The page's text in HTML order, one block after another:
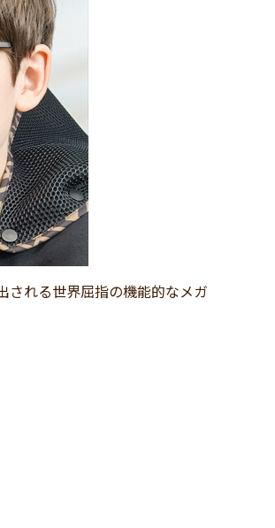
される世界屈指の機能的なメガ